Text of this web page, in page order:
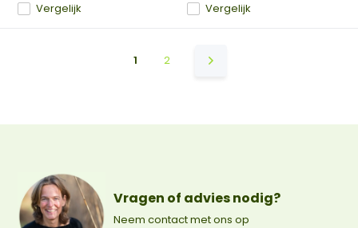
Vergelijk Vergelijk
1 2
Vragen of advies nodig?
Neem contact met ons op